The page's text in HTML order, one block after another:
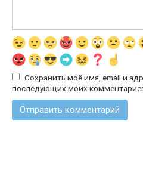
Сохранить моё имя, email и
последующих моих